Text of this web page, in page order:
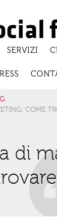
SERVIZI
COME
di